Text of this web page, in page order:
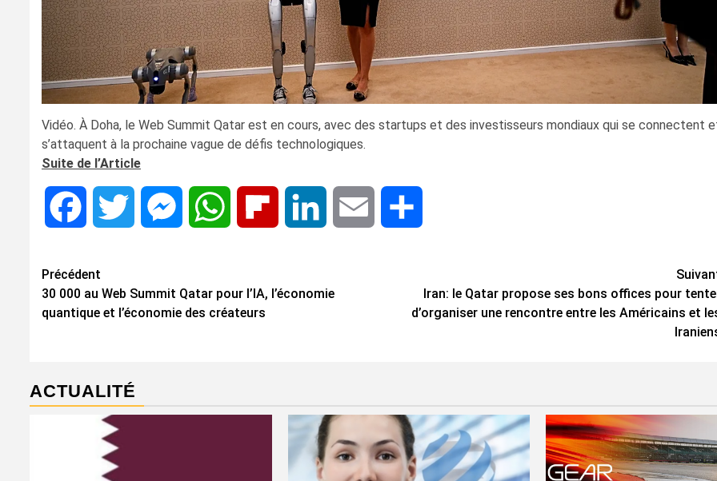
Vidéo. À Doha, le Web Summit Qatar est en cours, avec des startups et des investisseurs mondiaux qui se connectent
s’attaquent à la prochaine vague de défis technologiques.
Suite de l’Article
Facebook Twitter MessengerWhatsApp Flipboard LinkedIn Email
Navigation
d’article
Précédent
30 000 au Web Summit Qatar pour l’IA, l’économie
quantique et l’économie des créateurs
Iran: le Qatar propose ses bons offices pour
d’organiser une rencontre entre les Américains et
ACTUALITÉ